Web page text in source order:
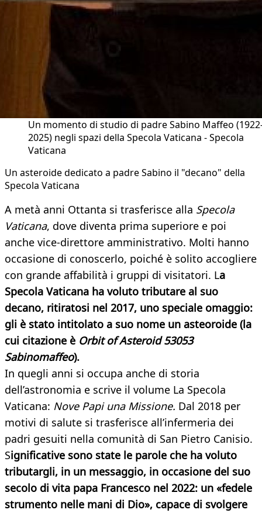
Un momento di studio di padre Sabino Maffeo
2025) negli spazi della Specola Vaticana - Specola
Vaticana
Un asteroide dedicato a padre Sabino il "decano" della
Specola Vaticana
A metà anni Ottanta si trasferisce alla Specola
Vaticana, dove diventa prima superiore e poi
anche vice-direttore amministrativo. Molti hanno
occasione di conoscerlo, poiché è solito accogliere
con grande affabilità i gruppi di visitatori. La
Specola Vaticana ha voluto tributare al suo
decano, ritiratosi nel 2017, uno speciale omaggio:
gli è stato intitolato a suo nome un asteoroide (la
cui citazione è Orbit of Asteroid 53053
Sabinomaffeo).
In quegli anni si occupa anche di storia
dell’astronomia e scrive il volume La Specola
Vaticana: Nove Papi una Missione. Dal 2018 per
motivi di salute si trasferisce all’infermeria dei
padri gesuiti nella comunità di San Pietro Canisio.
Significative sono state le parole che ha voluto
tributargli, in un messaggio, in occasione del suo
secolo di vita papa Francesco nel 2022: un «fedele
strumento nelle mani di Dio», capace di svolgere